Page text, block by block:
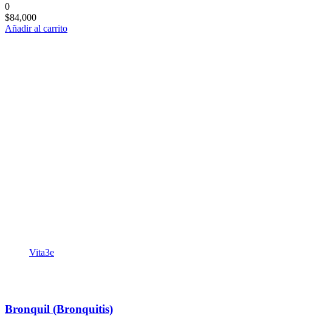
0
$84,000
Añadir al carrito
Vita3e
Bronquil (Bronquitis)